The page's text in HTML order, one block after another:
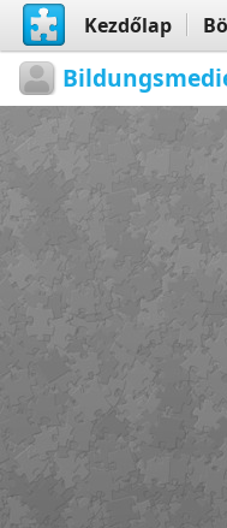
Kezdőlap